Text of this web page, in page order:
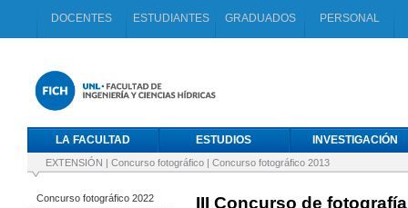
DOCENTES ESTUDIANTES GRADUADOS PERSONAL
LA FACULTAD ESTUDIOS INVESTIGACIÓN
EXTENSIÓN | Concurso fotográfico | Concurso fotográfico 2013
Concurso fotográfico 2022
III Concurso de fotografía